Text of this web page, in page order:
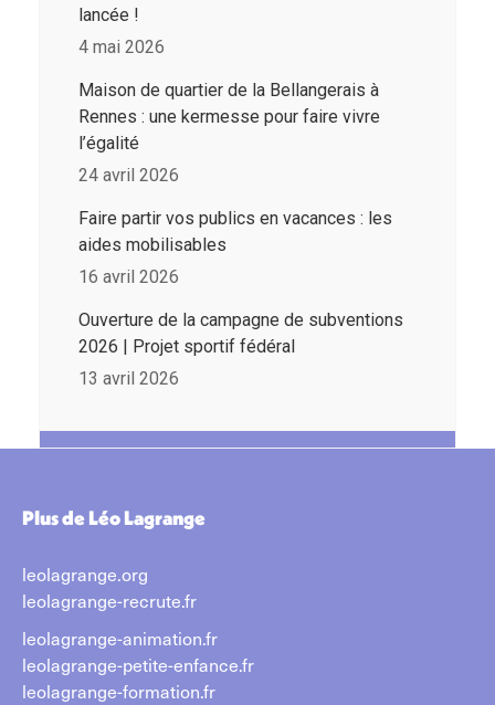
lancée !
4 mai 2026
Maison de quartier de la Bellangerais à
Rennes : une kermesse pour faire vivre
l’égalité
24 avril 2026
Faire partir vos publics en vacances : les
aides mobilisables
16 avril 2026
Ouverture de la campagne de subventions
2026 | Projet sportif fédéral
13 avril 2026
Plus de Léo Lagrange
leolagrange.org
leolagrange-recrute.fr
leolagrange-animation.fr
leolagrange-petite-enfance.fr
leolagrange-formation.fr